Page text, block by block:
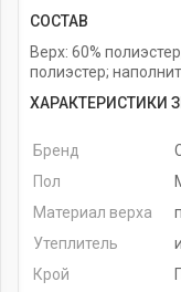
СОСТАВ
Верх: 60%
полиэстер;
ХАРАКТЕРИСТИКИ
Бренд
Пол
Материал верха
Утеплитель
Крой